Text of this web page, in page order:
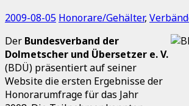
2009-08-05 Honorare/Gehälter,
Der Bundesverband der
Dolmetscher und Übersetzer e. V.
(BDÜ) präsentiert auf seiner
Website die ersten Ergebnisse der
Honorarumfrage für das Jahr